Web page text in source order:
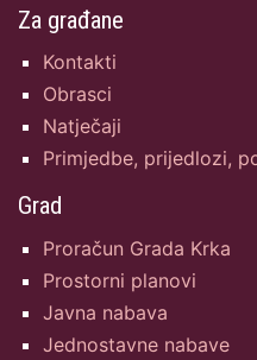
Za građane
Kontakti
Obrasci
Natječaji
Primjedbe, prijedlozi,
Grad
Proračun Grada Krka
Prostorni planovi
Javna nabava
Jednostavne nabave